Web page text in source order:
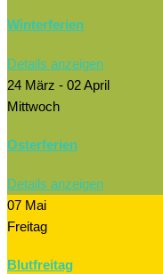
Winterferien
Details anzeigen
24 März - 02 April
Mittwoch
Osterferien
Details anzeigen
07 Mai
Freitag
Blutfreitag